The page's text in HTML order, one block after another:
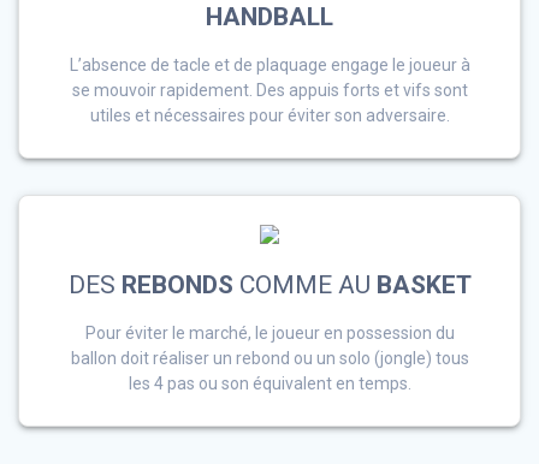
HANDBALL
L’absence de tacle et de plaquage engage le joueur à
se mouvoir rapidement. Des appuis forts et vifs sont
utiles et nécessaires pour éviter son adversaire.
DES REBONDS COMME AU BASKET
Pour éviter le marché, le joueur en possession du
ballon doit réaliser un rebond ou un solo (jongle) tous
les 4 pas ou son équivalent en temps.